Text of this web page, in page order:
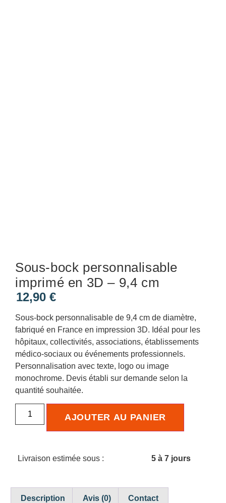
Sous-bock personnalisable
imprimé en 3D – 9,4 cm
12,90 €
Sous-bock personnalisable de 9,4 cm de diamètre,
fabriqué en France en impression 3D. Idéal pour les
hôpitaux, collectivités, associations, établissements
médico-sociaux ou événements professionnels.
Personnalisation avec texte, logo ou image
monochrome. Devis établi sur demande selon la
quantité souhaitée.
AJOUTER AU PANIER
Livraison estimée sous : 5 à 7 jours
Description Avis (0) Contact